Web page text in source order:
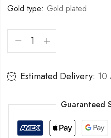
Gold type: Gold plated
Estimated Delivery: 10
Guaranteed